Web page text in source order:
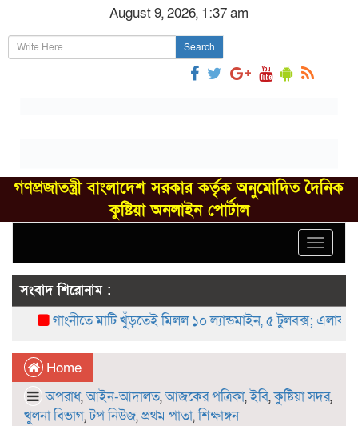
August 9, 2026, 1:37 am
Search
গণপ্রজাতন্ত্রী বাংলাদেশ সরকার কর্তৃক অনুমোদিত দৈনিক
কুষ্টিয়া অনলাইন পোর্টাল
Toggle
সংবাদ শিরোনাম :
গাংনীতে মাটি খুঁড়তেই মিলল ১০ ল্যান্ডমাইন, ৫ টুলবক্স; এলাকায়
Home
অপরাধ,আইন-আদালত,আজকের পত্রিকা,ইবি,কুষ্টিয়া সদর,
খুলনা বিভাগ,টপ নিউজ,প্রথম পাতা,শিক্ষাঙ্গন